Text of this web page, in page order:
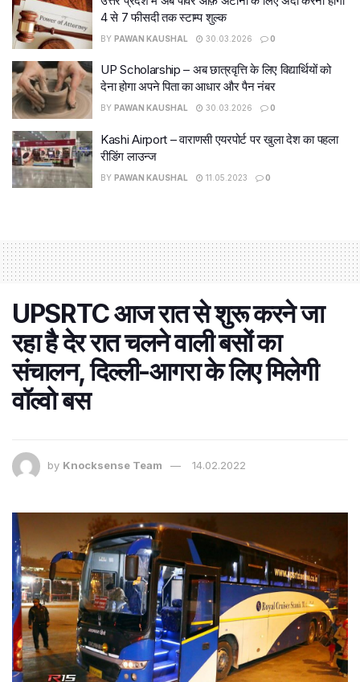
4 से 7 फीसदी तक स्टाम्प शुल्क
BY PAWAN KAUSHAL 30.03.2026 0
UP Scholarship – अब छात्रवृत्ति के लिए विद्यार्थियों को
देना होगा अपने पिता का आधार और पैन नंबर
BY PAWAN KAUSHAL 30.03.2026 0
Kashi Airport – वाराणसी एयरपोर्ट पर खुला देश का पहला
रीडिंग लाउन्ज
BY PAWAN KAUSHAL 11.05.2023 0
UPSRTC आज रात से शुरू करने जा
रहा है देर रात चलने वाली बसों का
संचालन, दिल्ली-आगरा के लिए मिलेगी
वॉल्‍वो बस
by Knocksense Team 14.02.2022